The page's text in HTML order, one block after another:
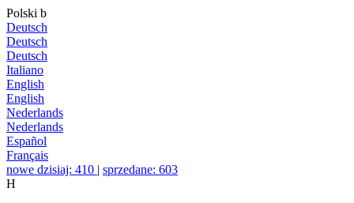
Polski b
Deutsch
Deutsch
Deutsch
Italiano
English
English
Nederlands
Nederlands
Español
Français
nowe dzisiaj: 410 | sprzedane: 603
H